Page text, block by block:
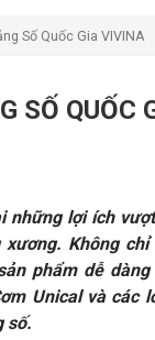
Số Quốc Gia VIVINA
SỐ QUỐC
những lợi ích
Không chỉ
phẩm dễ
Unical và các
số.